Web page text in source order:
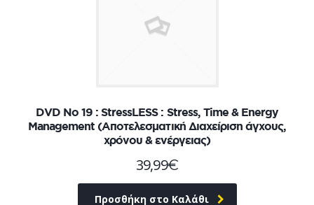
DVD No 19 : StressLESS : Stress, Time & Energy
Management (Αποτελεσματική Διαχείριση άγχους,
χρόνου & ενέργειας)
39,99€
Προσθήκη στο Καλάθι